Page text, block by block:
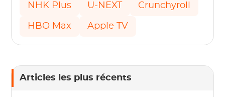
NHK Plus U-NEXT Crunchyroll
HBO Max Apple TV
Articles les plus récents